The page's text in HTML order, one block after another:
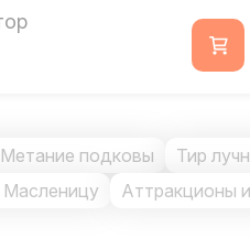
подковы Тир
Масленицу Аттракционы